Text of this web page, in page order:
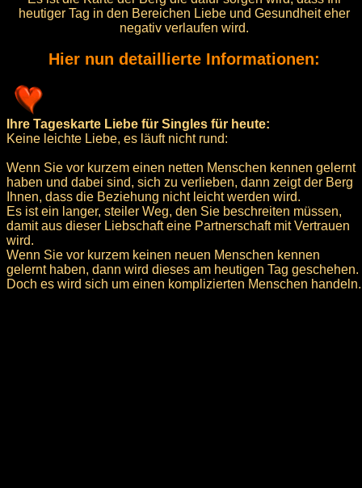
heutiger Tag in den Bereichen Liebe und Gesundheit eher
negativ verlaufen wird.
Hier nun detaillierte Informationen:
Ihre Tageskarte Liebe für Singles für heute:
Keine leichte Liebe, es läuft nicht rund:
Wenn Sie vor kurzem einen netten Menschen kennen gelernt
haben und dabei sind, sich zu verlieben, dann zeigt der Berg
Ihnen, dass die Beziehung nicht leicht werden wird.
Es ist ein langer, steiler Weg, den Sie beschreiten müssen,
damit aus dieser Liebschaft eine Partnerschaft mit Vertrauen
wird.
Wenn Sie vor kurzem keinen neuen Menschen kennen
gelernt haben, dann wird dieses am heutigen Tag geschehen.
Doch es wird sich um einen komplizierten Menschen handeln.